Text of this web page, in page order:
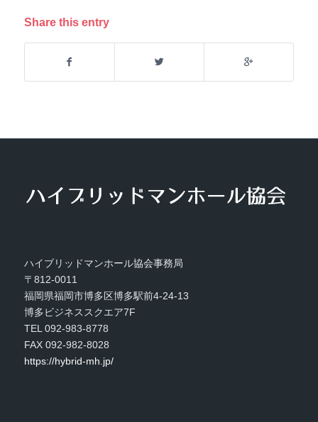
Share this entry
ハイブリッドマンホール協会事務局
〒812-0011
福岡県福岡市博多区博多駅前4-24-13
博多ビジネススクエア7F
TEL 092-983-8778
FAX 092-982-8028
https://hybrid-mh.jp/